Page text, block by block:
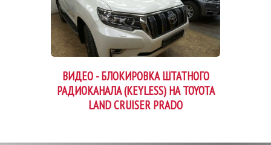
ВИДЕО - БЛОКИРОВКА ШТАТНОГО
РАДИОКАНАЛА (KEYLESS) НА TOYOTA
LAND CRUISER PRADO